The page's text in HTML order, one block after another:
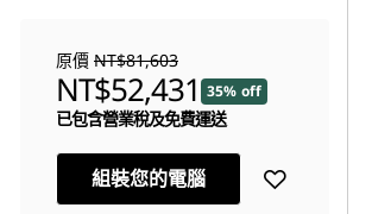
原價 NT$81,603
NT$52,431 35% off
已包含營業稅及免費運送
組裝您的電腦